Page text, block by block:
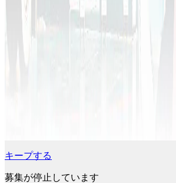
キープする
募集が停止しています